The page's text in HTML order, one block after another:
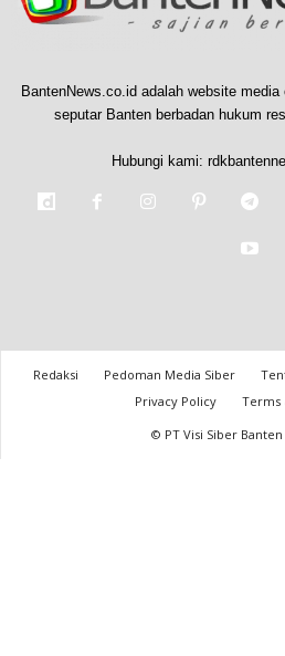
BantenNews.co.id adalah website
seputar Banten berbadan hukum
Hubungi kami:
Redaksi Pedoman Media Siber
Privacy Policy
Terms
© PT Visi Siber Banten